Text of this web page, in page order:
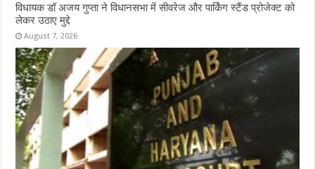
विधायक डॉ अजय गुप्ता ने विधानसभा में सीवरेज और पार्किंग स्टैंड प्रोजेक्ट को
लेकर उठाए मुद्दे
August 7, 2026